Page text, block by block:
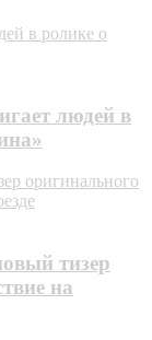
в ролике о
людей в
оригинального
тизер
на